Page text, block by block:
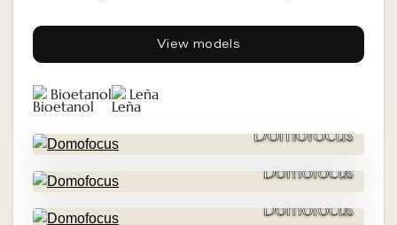
View models
Bioetanol Leña
Domofocus
Domofocus
Domofocus